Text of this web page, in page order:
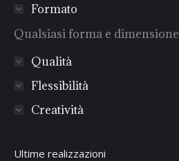
Formato
Qualsiasi forma e dimensione
Qualità
Flessibilità
Creatività
Ultime realizzazioni